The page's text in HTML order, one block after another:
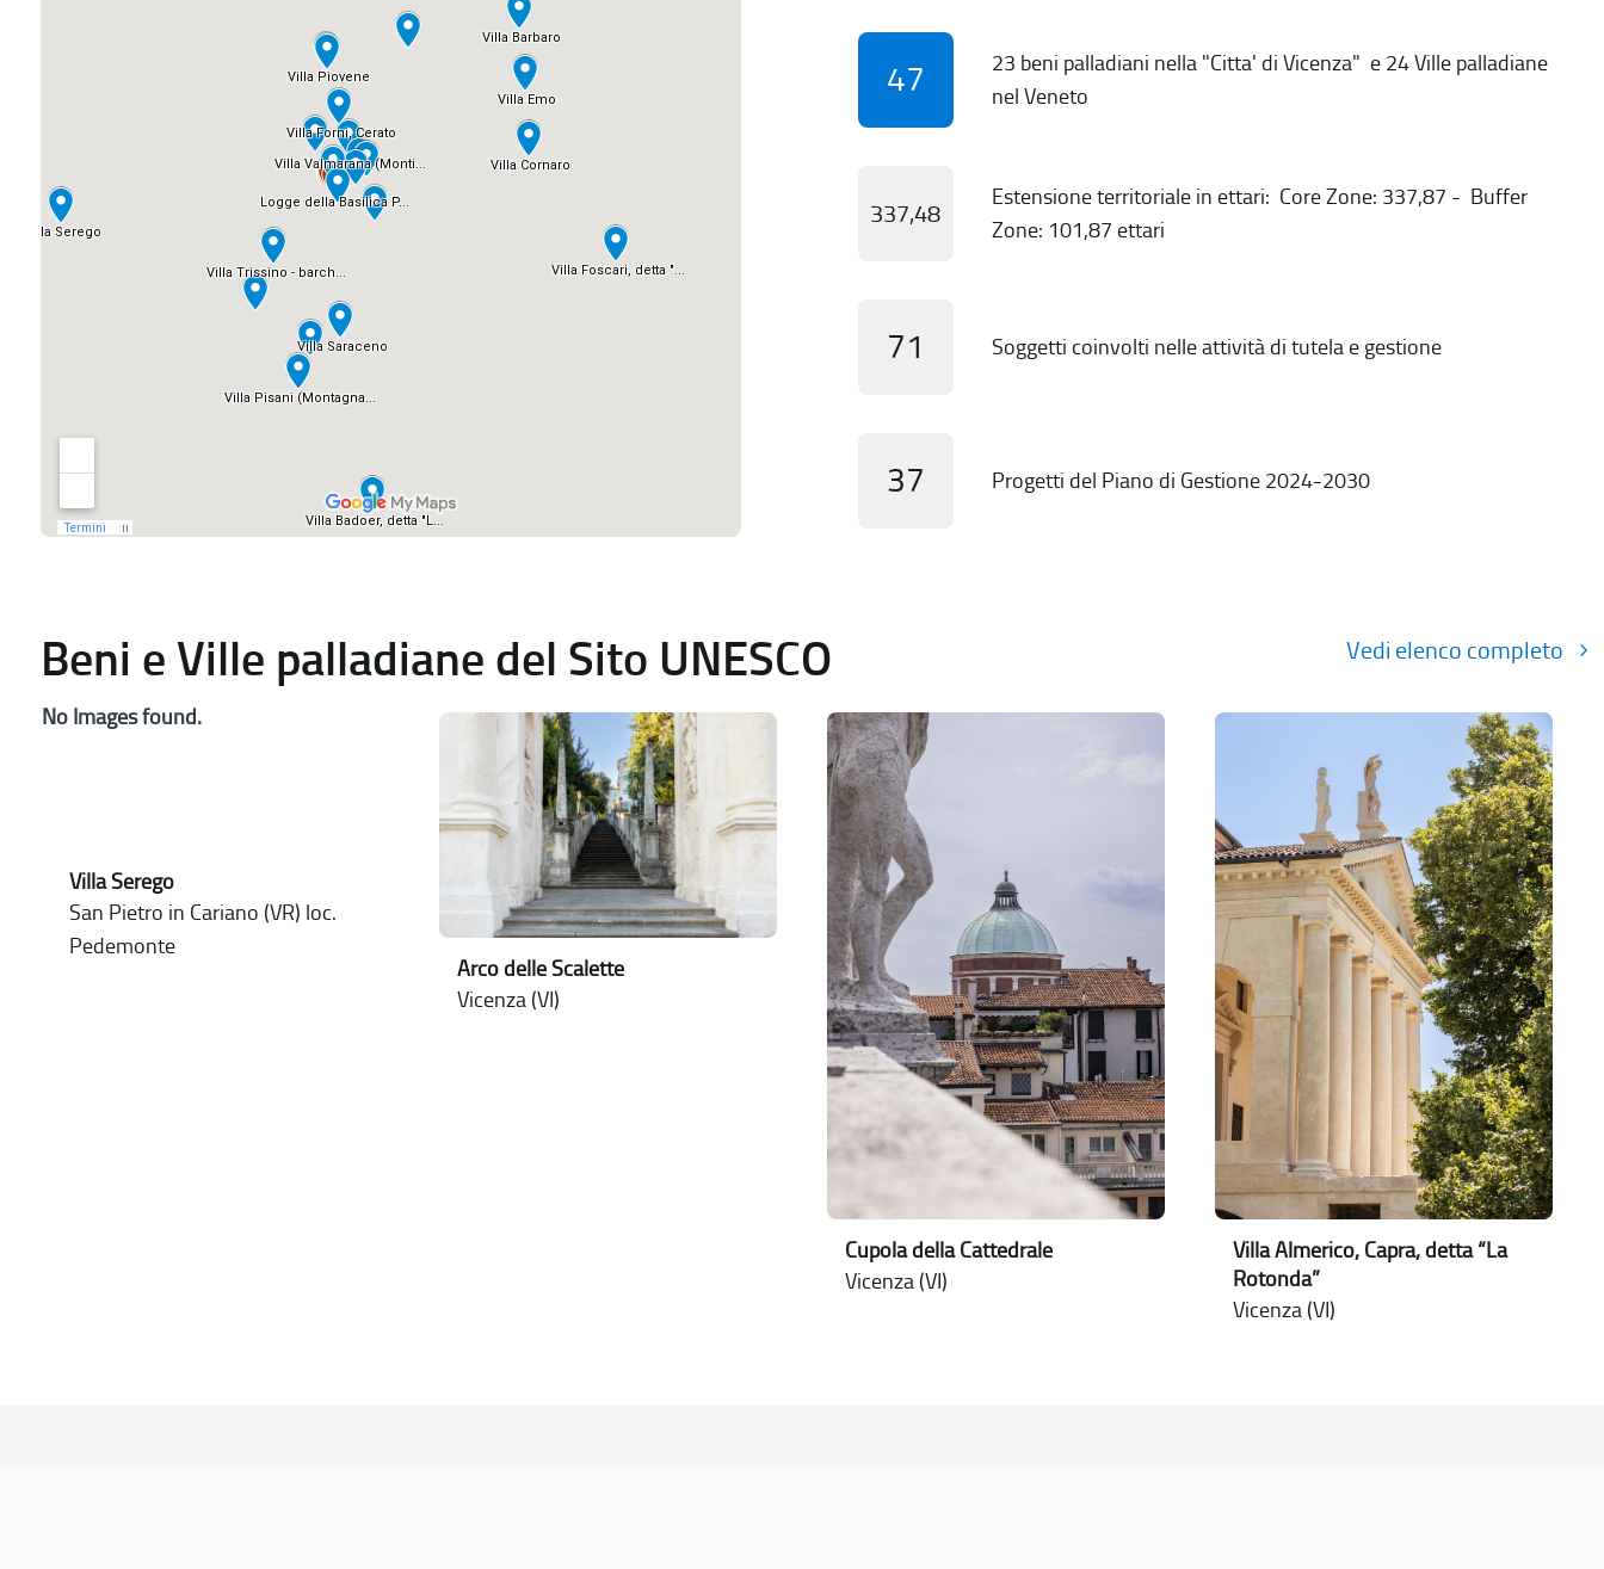
47
23 beni palladiani nella "Citta' di Vicenza" e 24 Ville palladiane
nel Veneto
337,48
Estensione territoriale in ettari: Core Zone: 337,87 - Buffer
Zone: 101,87 ettari
71 Soggetti coinvolti nelle attività di tutela e gestione
37 Progetti del Piano di Gestione 2024-2030
Beni e Ville palladiane del Sito UNESCO Vedi elenco completo
No Images found.
Villa Serego
San Pietro in Cariano (VR) loc.
Pedemonte
Arco delle Scalette
Vicenza (VI)
Cupola della Cattedrale
Vicenza (VI)
Villa Almerico, Capra, detta “La
Rotonda”
Vicenza (VI)